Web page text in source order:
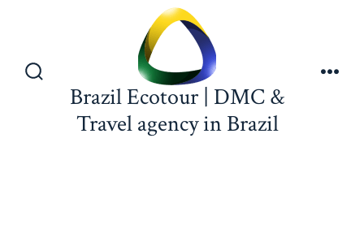
Brazil Ecotour | DMC &
Travel agency in Brazil